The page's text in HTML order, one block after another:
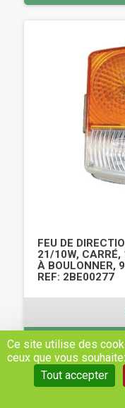
FEU DE
21/10W, CARRÉ,
À BOULONNER,
REF: 2BE00277
Ce site utilise des
ceux que vous
Tout accepter